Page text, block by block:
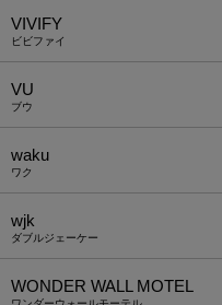
VIVIFY
ビビファイ
VU
ブウ
waku
ワク
wjk
ダブルジェーケー
WONDER WALL MOTEL